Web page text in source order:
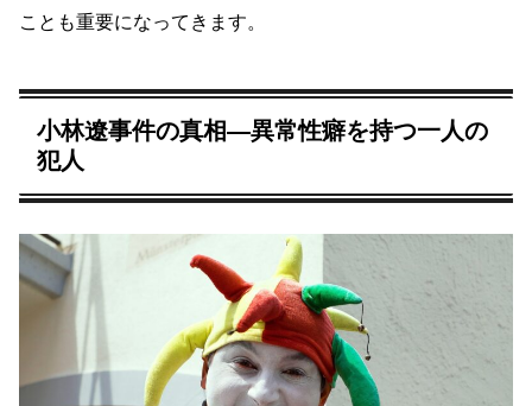
ことも重要になってきます。
小林遼事件の真相―異常性癖を持つ一人の
犯人